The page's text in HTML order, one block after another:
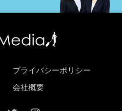
プライバシーポリシー
会社概要